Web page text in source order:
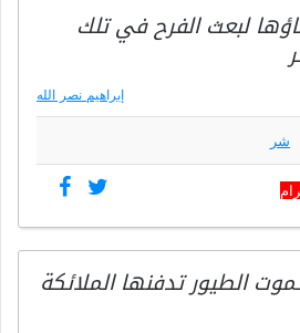
لبعث الفرح في تلك
إبراهيم نصر الله
شر
الطيور تدفنها الملائكة